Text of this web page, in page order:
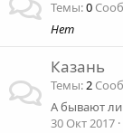
Темы 0
Нет
Казань
Темы 2
А бывают ли
30 Окт 2017